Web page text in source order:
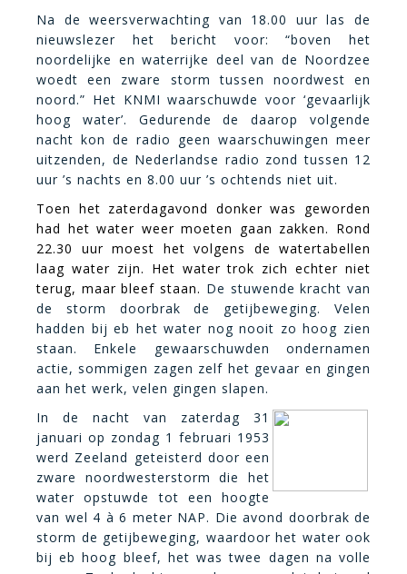
Na de weersverwachting van 18.00 uur las de
nieuwslezer het bericht voor: “boven het
noordelijke en waterrijke deel van de Noordzee
woedt een zware storm tussen noordwest en
noord.” Het KNMI waarschuwde voor ‘gevaarlijk
hoog water’. Gedurende de daarop volgende
nacht kon de radio geen waarschuwingen meer
uitzenden, de Nederlandse radio zond tussen 12
uur ’s nachts en 8.00 uur ’s ochtends niet uit.
Toen het zaterdagavond donker was geworden
had het water weer moeten gaan zakken. Rond
22.30 uur moest het volgens de watertabellen
laag water zijn. Het water trok zich echter niet
terug, maar bleef staan. De stuwende kracht van
de storm doorbrak de getijbeweging. Velen
hadden bij eb het water nog nooit zo hoog zien
staan. Enkele gewaarschuwden ondernamen
actie, sommigen zagen zelf het gevaar en gingen
aan het werk, velen gingen slapen.
In de nacht van zaterdag 31
januari op zondag 1 februari 1953
werd Zeeland geteisterd door een
zware noordwesterstorm die het
water opstuwde tot een hoogte
van wel 4 à 6 meter NAP. Die avond doorbrak de
storm de getijbeweging, waardoor het water ook
bij eb hoog bleef, het was twee dagen na volle